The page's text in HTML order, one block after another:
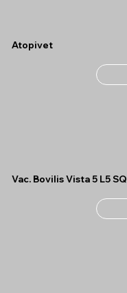
Atopivet
Vac. Bovilis Vista 5 L5 SQ